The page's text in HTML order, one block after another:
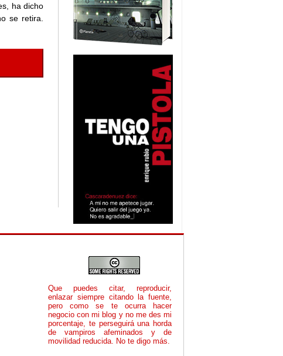
ha dicho
se retira.
Que puedes citar, reproducir,
enlazar siempre citando la fuente,
pero como se te ocurra hacer
negocio con mi blog y no me des mi
porcentaje, te perseguirá una horda
de vampiros afeminados y de
movilidad reducida. No te digo más.